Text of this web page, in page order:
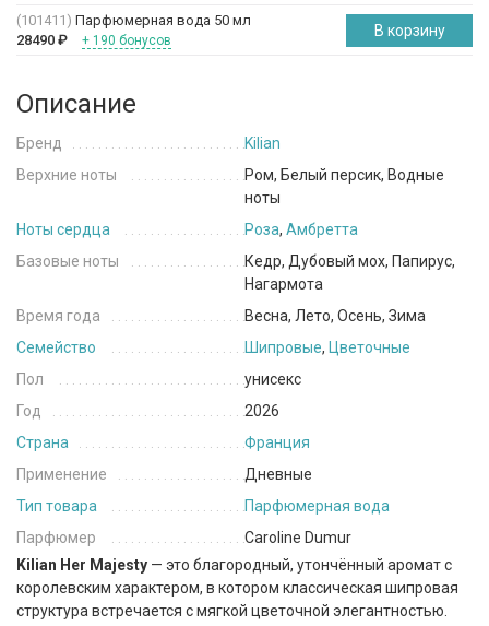
(101411) Парфюмерная вода 50 мл
28490 ₽ + 190 бонусов
В корзину
Описание
Бренд
Kilian
Верхние ноты
Ром, Белый персик, Водные
ноты
Ноты сердца
Роза, Амбретта
Базовые ноты
Кедр, Дубовый мох, Папирус,
Нагармота
Время года
Весна, Лето, Осень, Зима
Семейство
Шипровые, Цветочные
Пол
унисекс
Год
2026
Страна
Франция
Применение
Дневные
Тип товара
Парфюмерная вода
Парфюмер
Caroline Dumur
Kilian Her Majesty — это благородный, утончённый аромат с
королевским характером, в котором классическая шипровая
структура встречается с мягкой цветочной элегантностью.